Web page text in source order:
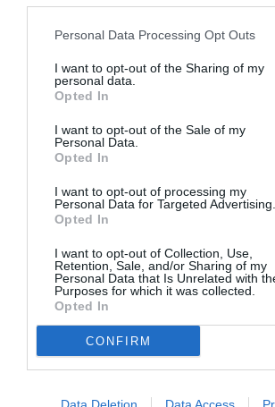
Personal Data Processing Opt Outs
I want to opt-out of the Sharing of my
personal data.
Opted In
I want to opt-out of the Sale of my
Personal Data.
Opted In
I want to opt-out of processing my
Personal Data for Targeted Advertising.
Opted In
I want to opt-out of Collection, Use,
Retention, Sale, and/or Sharing of my
Personal Data that Is Unrelated with
Purposes for which it was collected.
Opted In
CONFIRM
Concursul Miss Badante
despre înscrieri și